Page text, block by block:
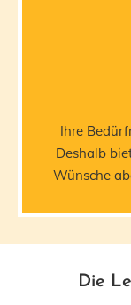
Ihre
Deshalb
Wünsche
Die